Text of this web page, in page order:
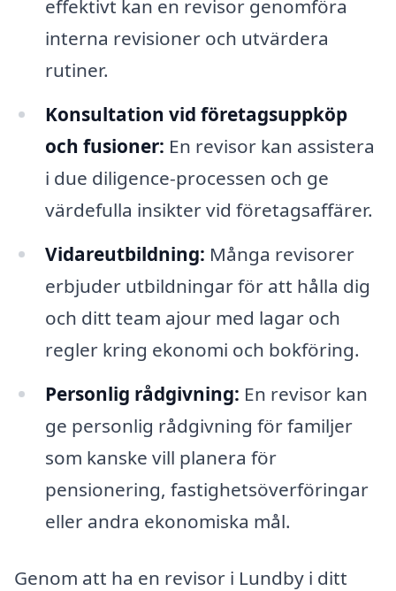
effektivt kan en revisor genomföra
interna revisioner och utvärdera
rutiner.
Konsultation vid företagsuppköp
och fusioner: En revisor kan assistera
i due diligence-processen och ge
värdefulla insikter vid företagsaffärer.
Vidareutbildning: Många revisorer
erbjuder utbildningar för att hålla dig
och ditt team ajour med lagar och
regler kring ekonomi och bokföring.
Personlig rådgivning: En revisor kan
ge personlig rådgivning för familjer
som kanske vill planera för
pensionering, fastighetsöverföringar
eller andra ekonomiska mål.
Genom att ha en revisor i Lundby i ditt